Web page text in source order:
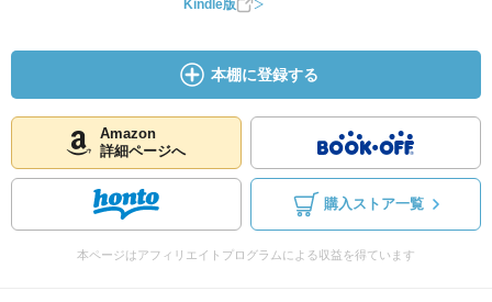
Kindle版
本棚に登録する
Amazon
詳細ページへ
購入ストア一覧
本ページはアフィリエイトプログラムによる収益を得ています